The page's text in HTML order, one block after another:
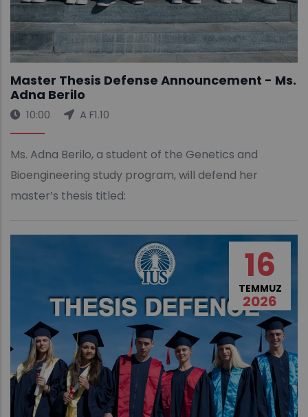
Master Thesis Defense Announcement - Ms.
Adna Berilo
10:00 A F1.10
Ms. Adna Berilo, a student of the Genetics and
Bioengineering study program, will defend her
master’s thesis titled:
16
TEMMUZ
2026